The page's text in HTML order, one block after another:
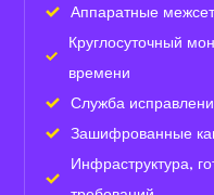
Аппаратные
Круглосуточный
времени
Служба
Зашифрованные
Инфраструктура,